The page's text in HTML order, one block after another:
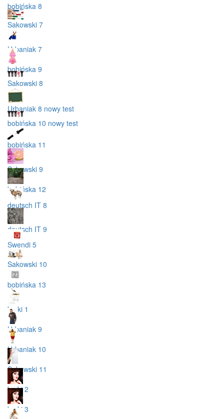
bobińska 8
Sakowski 7
Urbaniak 7
bobińska 9
Sakowski 8
Urbaniak 8 nowy test
bobińska 10 nowy test
bobińska 11
Sakowski 9
bobińska 12
deutsch IT 8
deutsch IT 9
Swendi 5
Sakowski 10
bobińska 13
korki 1
Urbaniak 9
Urbaniak 10
Sakowski 11
korki 2
korki 3